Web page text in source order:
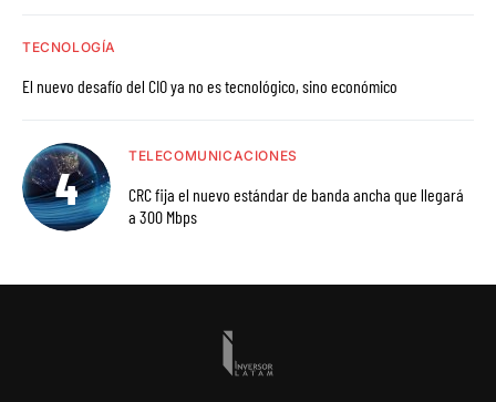
TECNOLOGÍA
El nuevo desafío del CIO ya no es tecnológico, sino económico
TELECOMUNICACIONES
CRC fija el nuevo estándar de banda ancha que llegará
a 300 Mbps